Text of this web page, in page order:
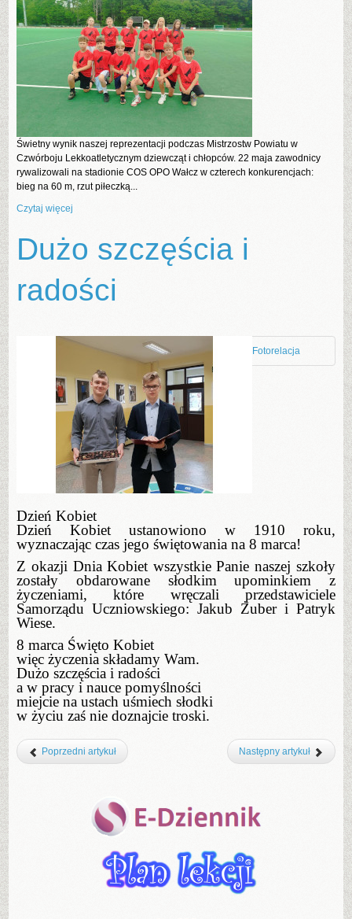
Świetny wynik naszej reprezentacji podczas Mistrzostw Powiatu w
Czwórboju Lekkoatletycznym dziewcząt i chłopców. 22 maja zawodnicy
rywalizowali na stadionie COS OPO Wałcz w czterech konkurencjach:
bieg na 60 m, rzut piłeczką...
Czytaj więcej
Dużo szczęścia i
radości
Fotorelacja
Dzień Kobiet
Dzień Kobiet ustanowiono w 1910 roku,
wyznaczając czas jego świętowania na 8 marca!
Z okazji Dnia Kobiet wszystkie Panie naszej szkoły
zostały obdarowane słodkim upominkiem z
życzeniami, które wręczali przedstawiciele
Samorządu Uczniowskiego: Jakub Żuber i Patryk
Wiese.
8 marca Święto Kobiet
więc życzenia składamy Wam.
Dużo szczęścia i radości
a w pracy i nauce pomyślności
miejcie na ustach uśmiech słodki
w życiu zaś nie doznajcie troski.
Poprzedni artykuł Następny artykuł